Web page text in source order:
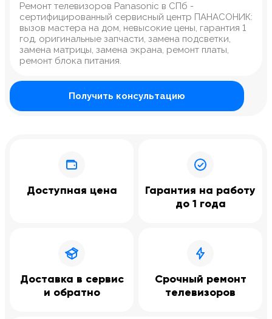
Ремонт телевизоров Panasonic в СПб -
сертифицированный сервисный центр ПАНАСОНИК:
вызов мастера на дом, невысокие цены, гарантия 1
год, оригинальные запчасти, замена подсветки,
замена матрицы, замена экрана, ремонт платы,
ремонт блока питания.
Получить консультацию
Доступная цена
Гарантия на работу
до 1 года
Доставка в сервис
и обратно
Срочный ремонт
телевизоров